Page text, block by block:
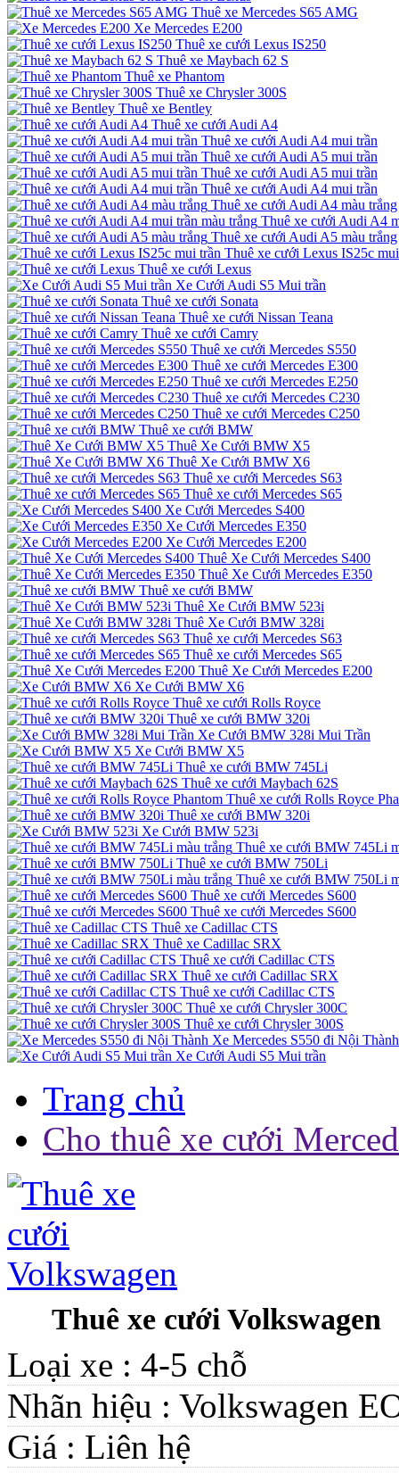
Thuê xe Mercedes S65 AMG
Xe Mercedes E200
Thuê xe cưới Lexus IS250
Thuê xe Maybach 62 S
Thuê xe Phantom
Thuê xe Chrysler 300S
Thuê xe Bentley
Thuê xe cưới Audi A4
Thuê xe cưới Audi A4 mui trần
Thuê xe cưới Audi A5 mui trần
Thuê xe cưới Audi A5 mui trần
Thuê xe cưới Audi A4 mui trần
Thuê xe cưới Audi A4 màu trắng
Thuê xe cưới Audi A4
Thuê xe cưới Audi A5 màu trắng
Thuê xe cưới Lexus IS25c
Thuê xe cưới Lexus
Xe Cưới Audi S5 Mui trần
Thuê xe cưới Sonata
Thuê xe cưới Nissan Teana
Thuê xe cưới Camry
Thuê xe cưới Mercedes S550
Thuê xe cưới Mercedes E300
Thuê xe cưới Mercedes E250
Thuê xe cưới Mercedes C230
Thuê xe cưới Mercedes C250
Thuê xe cưới BMW
Thuê Xe Cưới BMW X5
Thuê Xe Cưới BMW X6
Thuê xe cưới Mercedes S63
Thuê xe cưới Mercedes S65
Xe Cưới Mercedes S400
Xe Cưới Mercedes E350
Xe Cưới Mercedes E200
Thuê Xe Cưới Mercedes S400
Thuê Xe Cưới Mercedes E350
Thuê xe cưới BMW
Thuê Xe Cưới BMW 523i
Thuê Xe Cưới BMW 328i
Thuê xe cưới Mercedes S63
Thuê xe cưới Mercedes S65
Thuê Xe Cưới Mercedes E200
Xe Cưới BMW X6
Thuê xe cưới Rolls Royce
Thuê xe cưới BMW 320i
Xe Cưới BMW 328i Mui Trần
Xe Cưới BMW X5
Thuê xe cưới BMW 745Li
Thuê xe cưới Maybach 62S
Thuê xe cưới Rolls Royce
Thuê xe cưới BMW 320i
Xe Cưới BMW 523i
Thuê xe cưới BMW 745Li
Thuê xe cưới BMW 750Li
Thuê xe cưới BMW 750Li
Thuê xe cưới Mercedes S600
Thuê xe cưới Mercedes S600
Thuê xe Cadillac CTS
Thuê xe Cadillac SRX
Thuê xe cưới Cadillac CTS
Thuê xe cưới Cadillac SRX
Thuê xe cưới Cadillac CTS
Thuê xe cưới Chrysler 300C
Thuê xe cưới Chrysler 300S
Xe Mercedes S550 đi Nội Thành
Xe Cưới Audi S5 Mui trần
Trang chủ
Cho thuê xe cưới
Thuê xe cưới Volkswagen
Loại xe : 4-5 chỗ
Nhãn hiệu : Volkswagen
Giá : Liên hệ